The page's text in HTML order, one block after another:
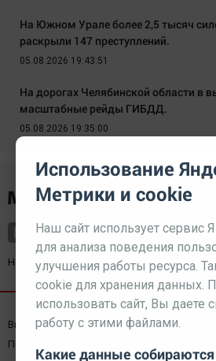
На Южном Урале более 2,5 тысяч
раскрыли 147 преступлений.
05.08.2026 19:43:51
На дорогах Челябинской области в
масштабные рейды ГИБДД.
05.08.2026 19:35:00
Наш партнерkurorty-sochi.ru
Выходные данные СМИ Реклама
Пользовательское соглашение
Использование
Метрики и cookie
Наш сайт использует сервис
для анализа поведения
улучшения работы ресурса.
cookie для хранения данных.
использовать сайт, Вы даете
работу с этими файлами.
Какие данные